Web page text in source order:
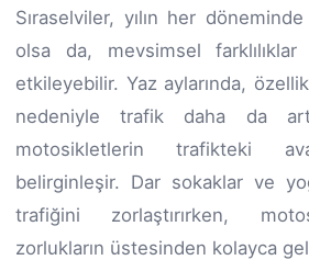
Sıraselviler, yılın her
olsa da, mevsimsel
etkileyebilir. Yaz aylarında,
nedeniyle trafik daha da
motosikletlerin trafikteki
belirginleşir. Dar sokaklar ve
trafiğini zorlaştırırken,
zorlukların üstesinden kolayca